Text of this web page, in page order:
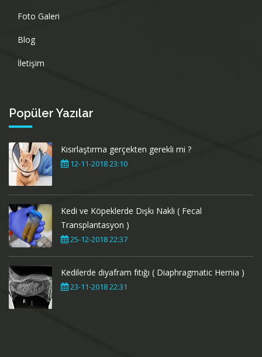
Foto Galeri
Blog
İletişim
Popüler Yazılar
Kısırlaştırma gerçekten gerekli mi ?
12-11-2018 23:10
Kedi ve Köpeklerde Dışkı Nakli ( Fecal
Transplantasyon )
25-12-2018 22:37
Kedilerde diyafram fıtığı ( Diaphragmatic Hernia )
23-11-2018 22:31